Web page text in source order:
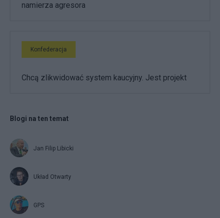
namierza agresora
Konfederacja
Chcą zlikwidować system kaucyjny. Jest projekt
Blogi na ten temat
Jan Filip Libicki
Układ Otwarty
GPS